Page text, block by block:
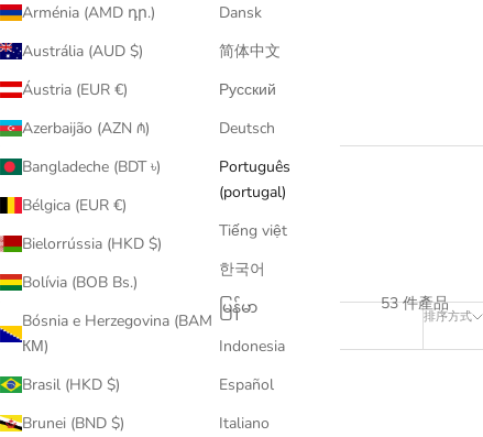
Arménia (AMD դր.)
Austrália (AUD $)
Áustria (EUR €)
Azerbaijão (AZN ₼)
Bangladeche (BDT ৳)
Bélgica (EUR €)
Bielorrússia (HKD $)
Bolívia (BOB Bs.)
Bósnia e Herzegovina (BAM
КМ)
Brasil (HKD $)
Brunei (BND $)
Dansk
简体中文
Русский
Deutsch
Português
(portugal)
Tiếng việt
한국어
မြန်မာ
Indonesia
Español
Italiano
排序方式
53 件產品